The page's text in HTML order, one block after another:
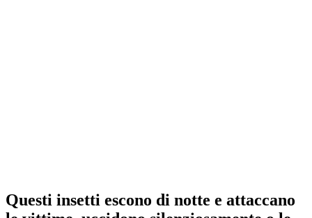
Questi insetti escono di notte e attaccano